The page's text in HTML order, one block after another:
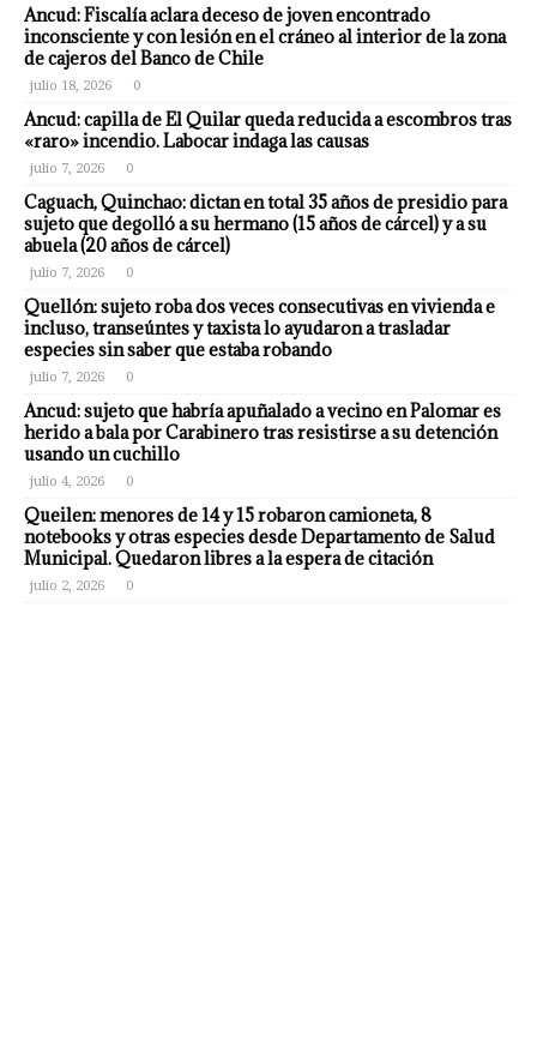
Ancud: Fiscalía aclara deceso de joven encontrado
inconsciente y con lesión en el cráneo al interior de la zona
de cajeros del Banco de Chile
julio 18, 2026 0
Ancud: capilla de El Quilar queda reducida a escombros tras
«raro» incendio. Labocar indaga las causas
julio 7, 2026 0
Caguach, Quinchao: dictan en total 35 años de presidio para
sujeto que degolló a su hermano (15 años de cárcel) y a su
abuela (20 años de cárcel)
julio 7, 2026 0
Quellón: sujeto roba dos veces consecutivas en vivienda e
incluso, transeúntes y taxista lo ayudaron a trasladar
especies sin saber que estaba robando
julio 7, 2026 0
Ancud: sujeto que habría apuñalado a vecino en Palomar es
herido a bala por Carabinero tras resistirse a su detención
usando un cuchillo
julio 4, 2026 0
Queilen: menores de 14 y 15 robaron camioneta, 8
notebooks y otras especies desde Departamento de Salud
Municipal. Quedaron libres a la espera de citación
julio 2, 2026 0